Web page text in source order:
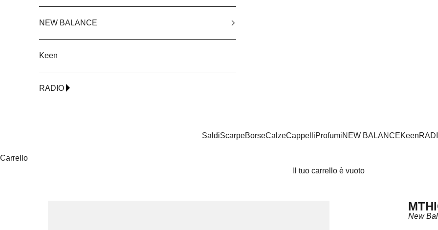
SaldiScarpeBorseCalzeCappelliProfumiNEW BALANCEKeen
NEW BALANCE
Keen
RADIO
Carrello
Il tuo carrello è vuoto
New